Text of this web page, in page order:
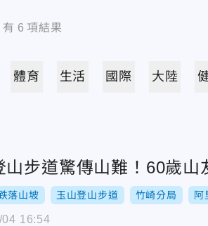
有 6 項結果
體育 生活 國際 大陸
山步道驚傳山難！60歲山
落山坡 玉山登山步道 竹崎分局 阿
16:54